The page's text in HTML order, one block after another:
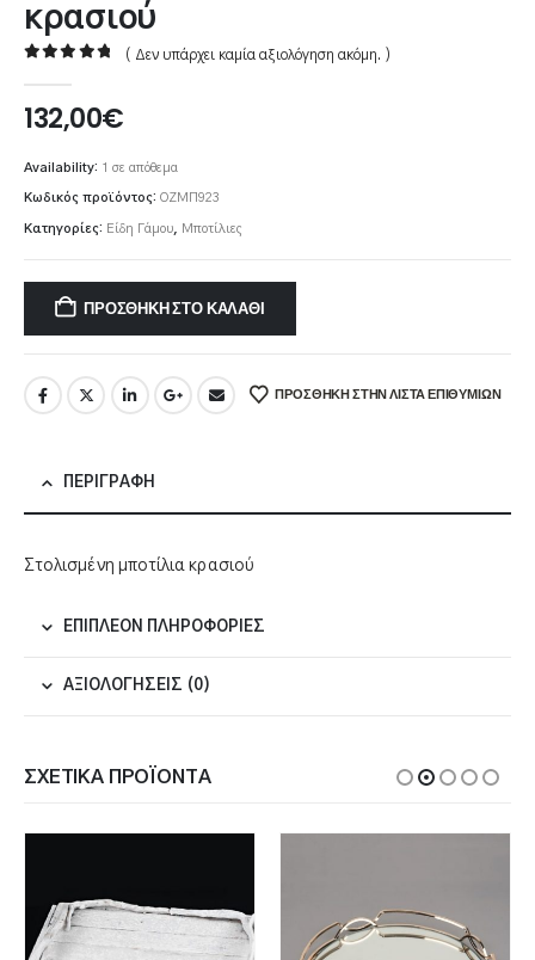
κρασιού
( Δεν υπάρχει καμία αξιολόγηση ακόμη. )
132,00€
Availability: 1 σε απόθεμα
Κωδικός προϊόντος: OZΜΠ923
Κατηγορίες: Είδη Γάμου Μποτίλιες
ΠΡΟΣΘΉΚΗ ΣΤΟ ΚΑΛΆΘΙ
ΠΡΌΣΘΉΚΗ ΣΤΗΝ ΛΊΣΤΑ ΕΠΙΘΥΜΙΏΝ
ΠΕΡΙΓΡΑΦΉ
Στολισμένη μποτίλια κρασιού
ΕΠΙΠΛΈΟΝ ΠΛΗΡΟΦΟΡΊΕΣ
ΑΞΙΟΛΟΓΉΣΕΙΣ (0)
ΣΧΕΤΙΚΆ ΠΡΟΪΌΝΤΑ